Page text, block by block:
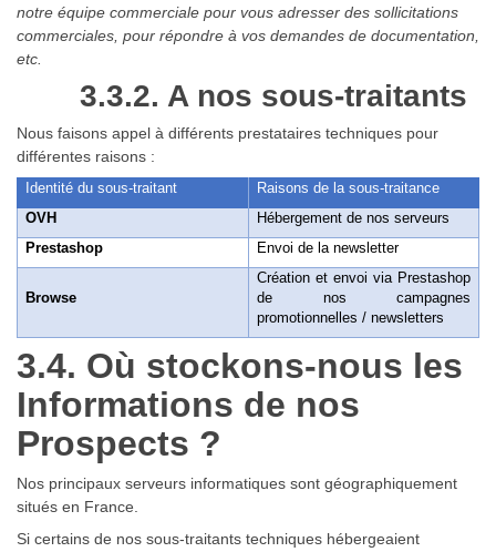
notre équipe commerciale pour vous adresser des sollicitations
commerciales, pour répondre à vos demandes de documentation,
etc.
3.3.2. A nos sous-traitants
Nous faisons appel à différents prestataires techniques pour
différentes raisons :
Identité du sous-traitant
Raisons de la sous-traitance
OVH
Hébergement de nos serveurs
Prestashop
Envoi de la newsletter
Browse
Création et envoi via Prestashop
de nos campagnes
promotionnelles / newsletters
3.4. Où stockons-nous les
Informations de nos
Prospects ?
Nos principaux serveurs informatiques sont géographiquement
situés en France.
Si certains de nos sous-traitants techniques hébergeaient